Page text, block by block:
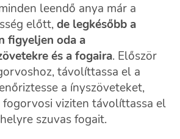
leendő anya már a
előtt,de legkésőbb a
figyeljen oda a
és a fogaira. Először
távolíttassa el a
a ínyszöveteket,
fogorvosi viziten távolíttassa el
szuvas fogait.